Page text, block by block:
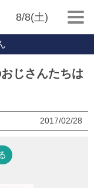
8/8(土)
じさんたちは
2017/02/28